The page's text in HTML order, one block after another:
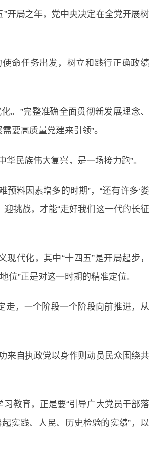
”开局之年，党中央决定在全党开展树
命任务出发，树立和践行正确政绩
。”完整准确全面贯彻新发展理念、
要高质量党建来引领”。
民族伟大复兴，是一场接力跑”。
料因素增多的时期”，“还有许多‘娄
迎挑战，才能“走好我们这一代的长征
代化，其中“十四五”是开局起步，
位”正是对这一时期的精准定位。
走，一个阶段一个阶段向前推进，从
来自执政党以身作则动员民众围绕共
教育，正是要“引导广大党员干部落
实践、人民、历史检验的实绩”，以